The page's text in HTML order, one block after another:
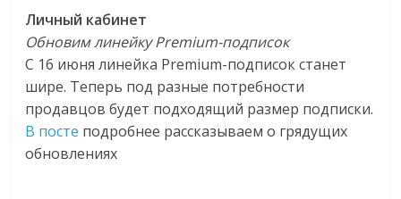
Личный кабинет
Обновим линейку Premium-подписок
С 16 июня линейка Premium-подписок станет
шире. Теперь под разные потребности
продавцов будет подходящий размер подписки.
В посте подробнее рассказываем о грядущих
обновлениях